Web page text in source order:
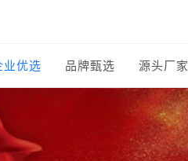
业优选 品牌甄选 源头厂家